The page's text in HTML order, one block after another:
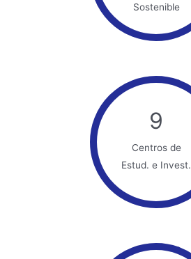
Sostenible
9
Centros de
Estud. e Invest.